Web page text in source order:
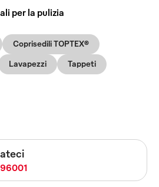
per la pulizia
Coprisedili TOPTEX®
Lavapezzi Tappeti